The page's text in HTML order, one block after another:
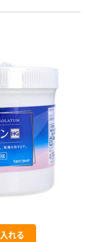
れる